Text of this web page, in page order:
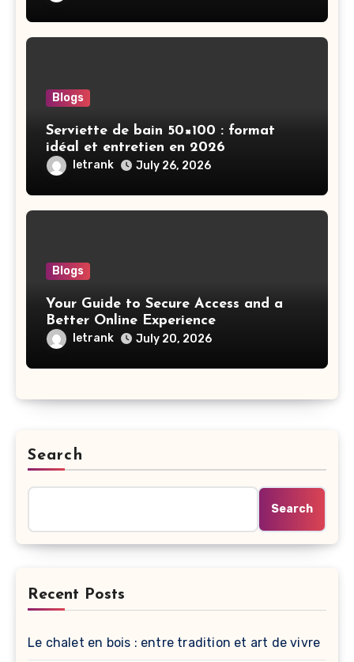
Blogs
Serviette de bain 50×100 : format
idéal et entretien en 2026
letrank July 26, 2026
Blogs
Your Guide to Secure Access and a
Better Online Experience
letrank July 20, 2026
Search
Search
Recent Posts
Le chalet en bois : entre tradition et art de vivre